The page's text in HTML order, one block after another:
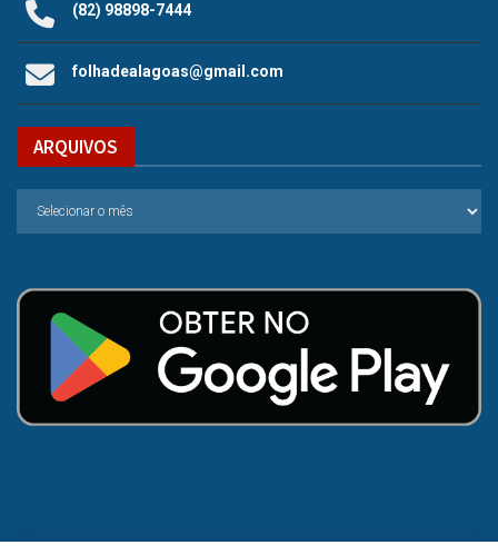
(82) 98898-7444
folhadealagoas@gmail.com
ARQUIVOS